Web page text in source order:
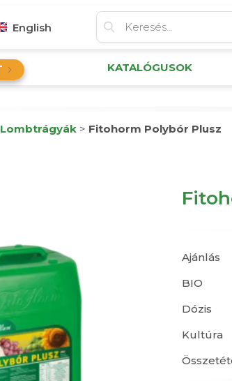
English
KATALÓGUSOK
Lombtrágyák > Fitohorm Polybór Plusz
Ajánlás
BIO
Dózis
Kultúra